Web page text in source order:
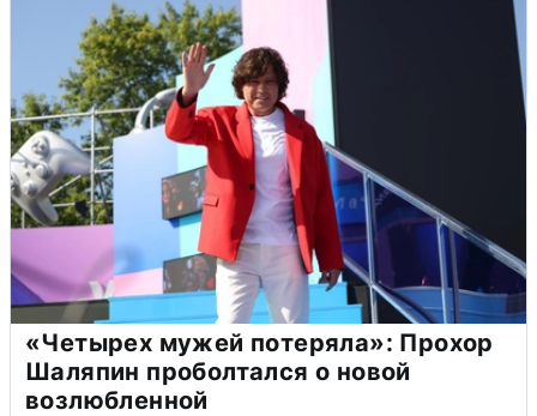
«Четырех мужей потеряла»: Прохор
Шаляпин проболтался о новой
возлюбленной